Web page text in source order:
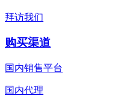
拜访我们
购买渠道
国内销售平台
国内代理